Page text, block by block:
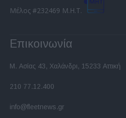
Μέλος #232469 Μ.Η.Τ.
Επικοινωνία
Μ. Ασίας 43, Χαλάνδρι, 15233 Αττική
210 77.12.400
info@fleetnews.gr